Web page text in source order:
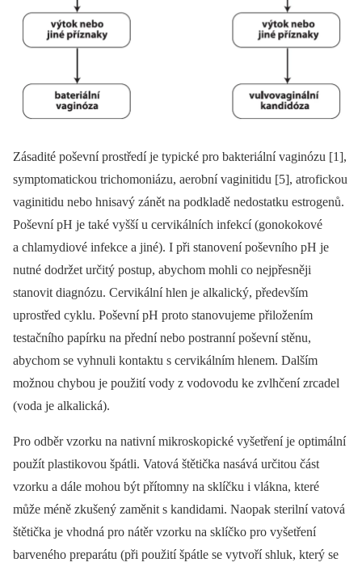
Zásadité poševní prostředí je typické pro bakteriální vaginózu [1],
symptomatickou trichomoniázu, aerobní vaginitidu [5], atrofickou
vaginitidu nebo hnisavý zánět na podkladě nedostatku estrogenů.
Poševní pH je také vyšší u cervikálních infekcí (gonokokové
a chlamydiové infekce a jiné). I při stanovení poševního pH je
nutné dodržet určitý postup, abychom mohli co nejpřesněji
stanovit diagnózu. Cervikální hlen je alkalický, především
uprostřed cyklu. Poševní pH proto stanovujeme přiložením
testačního papírku na přední nebo postranní poševní stěnu,
abychom se vyhnuli kontaktu s cervikálním hlenem. Dalším
možnou chybou je použití vody z vodovodu ke zvlhčení zrcadel
(voda je alkalická).
Pro odběr vzorku na nativní mikroskopické vyšetření je optimální
použít plastikovou špátli. Vatová štětička nasává určitou část
vzorku a dále mohou být přítomny na sklíčku i vlákna, které
může méně zkušený zaměnit s kandidami. Naopak sterilní vatová
štětička je vhodná pro nátěr vzorku na sklíčko pro vyšetření
barveného preparátu (při použití špátle se vytvoří shluk, který se